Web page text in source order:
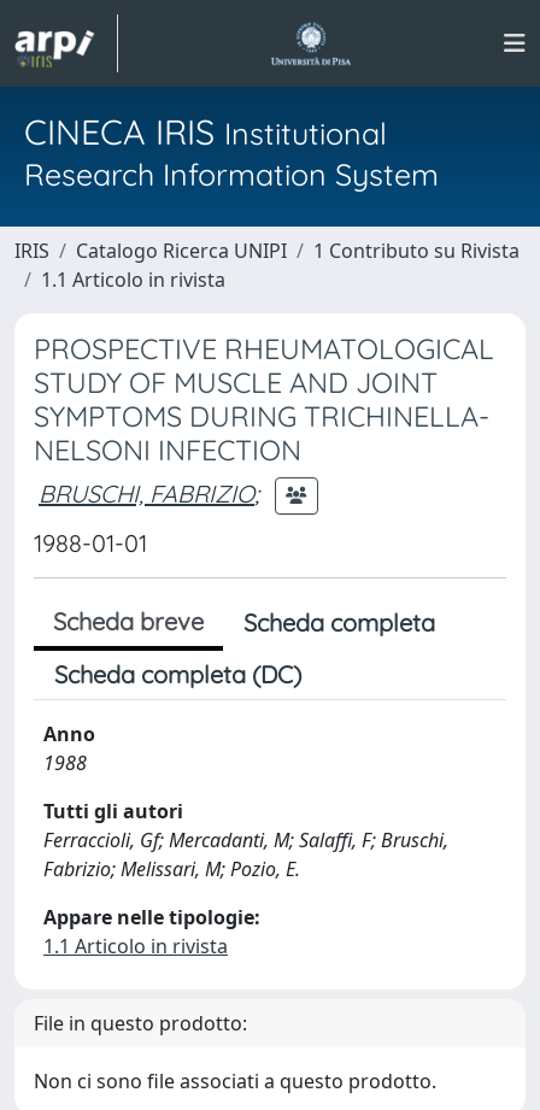
CINECA IRIS Institutional
Research Information System
IRIS Catalogo Ricerca UNIPI
1 Contributo su Rivista
1.1 Articolo in rivista
PROSPECTIVE RHEUMATOLOGICAL
STUDY OF MUSCLE AND JOINT
SYMPTOMS DURING TRICHINELLA-
NELSONI INFECTION
BRUSCHI, FABRIZIO;
1988-01-01
Scheda breve
Scheda completa
Scheda completa (DC)
Anno
1988
Tutti gli autori
Ferraccioli, Gf; Mercadanti, M; Salaffi, F; Bruschi,
Fabrizio; Melissari, M; Pozio, E.
Appare nelle tipologie:
1.1 Articolo in rivista
File in questo prodotto:
Non ci sono file associati a questo prodotto.